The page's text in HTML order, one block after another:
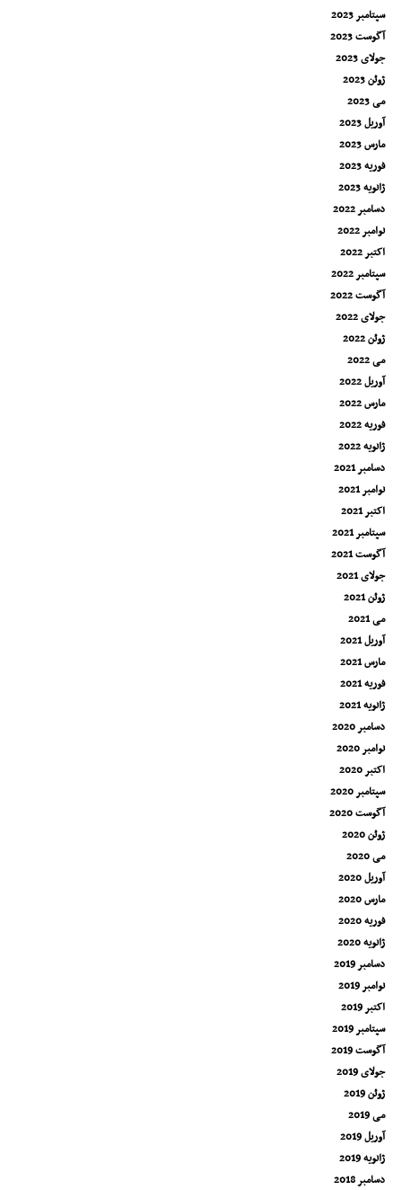
سپتامبر 2023
آگوست 2023
جولای 2023
ژوئن 2023
می 2023
آوریل 2023
مارس 2023
فوریه 2023
ژانویه 2023
دسامبر 2022
نوامبر 2022
اکتبر 2022
سپتامبر 2022
آگوست 2022
جولای 2022
ژوئن 2022
می 2022
آوریل 2022
مارس 2022
فوریه 2022
ژانویه 2022
دسامبر 2021
نوامبر 2021
اکتبر 2021
سپتامبر 2021
آگوست 2021
جولای 2021
ژوئن 2021
می 2021
آوریل 2021
مارس 2021
فوریه 2021
ژانویه 2021
دسامبر 2020
نوامبر 2020
اکتبر 2020
سپتامبر 2020
آگوست 2020
ژوئن 2020
می 2020
آوریل 2020
مارس 2020
فوریه 2020
ژانویه 2020
دسامبر 2019
نوامبر 2019
اکتبر 2019
سپتامبر 2019
آگوست 2019
جولای 2019
ژوئن 2019
می 2019
آوریل 2019
ژانویه 2019
دسامبر 2018